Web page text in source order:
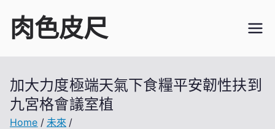
content
肉色皮尺
加大力度極端天氣下食糧平安韌性扶到
九宮格會議室植
Home
未來